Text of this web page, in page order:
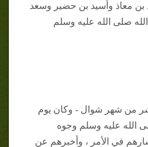
بن معاذ وأسيد بن حضير وسعد
صلى الله عليه وسلم
من شهر شوال - وكان يوم
الله عليه وسلم وجوه
في الأمر ، وأخبرهم عن